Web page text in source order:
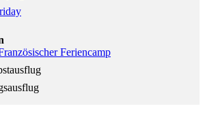
Feriencamp